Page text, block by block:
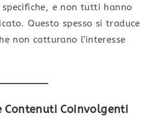
specifiche, e non tutti hanno
Questo spesso si traduce
non catturano l’interesse
Contenuti Coinvolgenti